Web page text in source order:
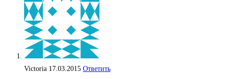
Victoria 17.03.2015 Ответить